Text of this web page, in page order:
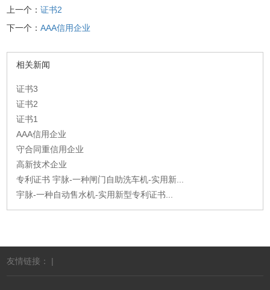
上一个：证书2
下一个：AAA信用企业
相关新闻
证书3
证书2
证书1
AAA信用企业
守合同重信用企业
高新技术企业
专利证书 宇脉-一种闸门自助洗车机-实用新...
宇脉-一种自动售水机-实用新型专利证书...
友情链接： |